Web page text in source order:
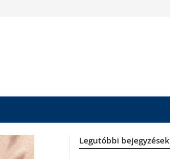
Legutóbbi bejegyzések